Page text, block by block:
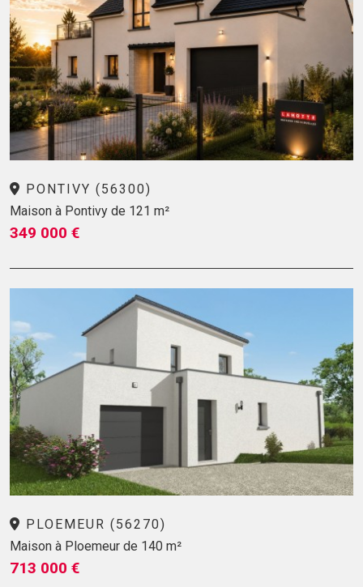
PONTIVY (56300)
Maison à Pontivy de 121 m²
349 000 €
PLOEMEUR (56270)
Maison à Ploemeur de 140 m²
713 000 €